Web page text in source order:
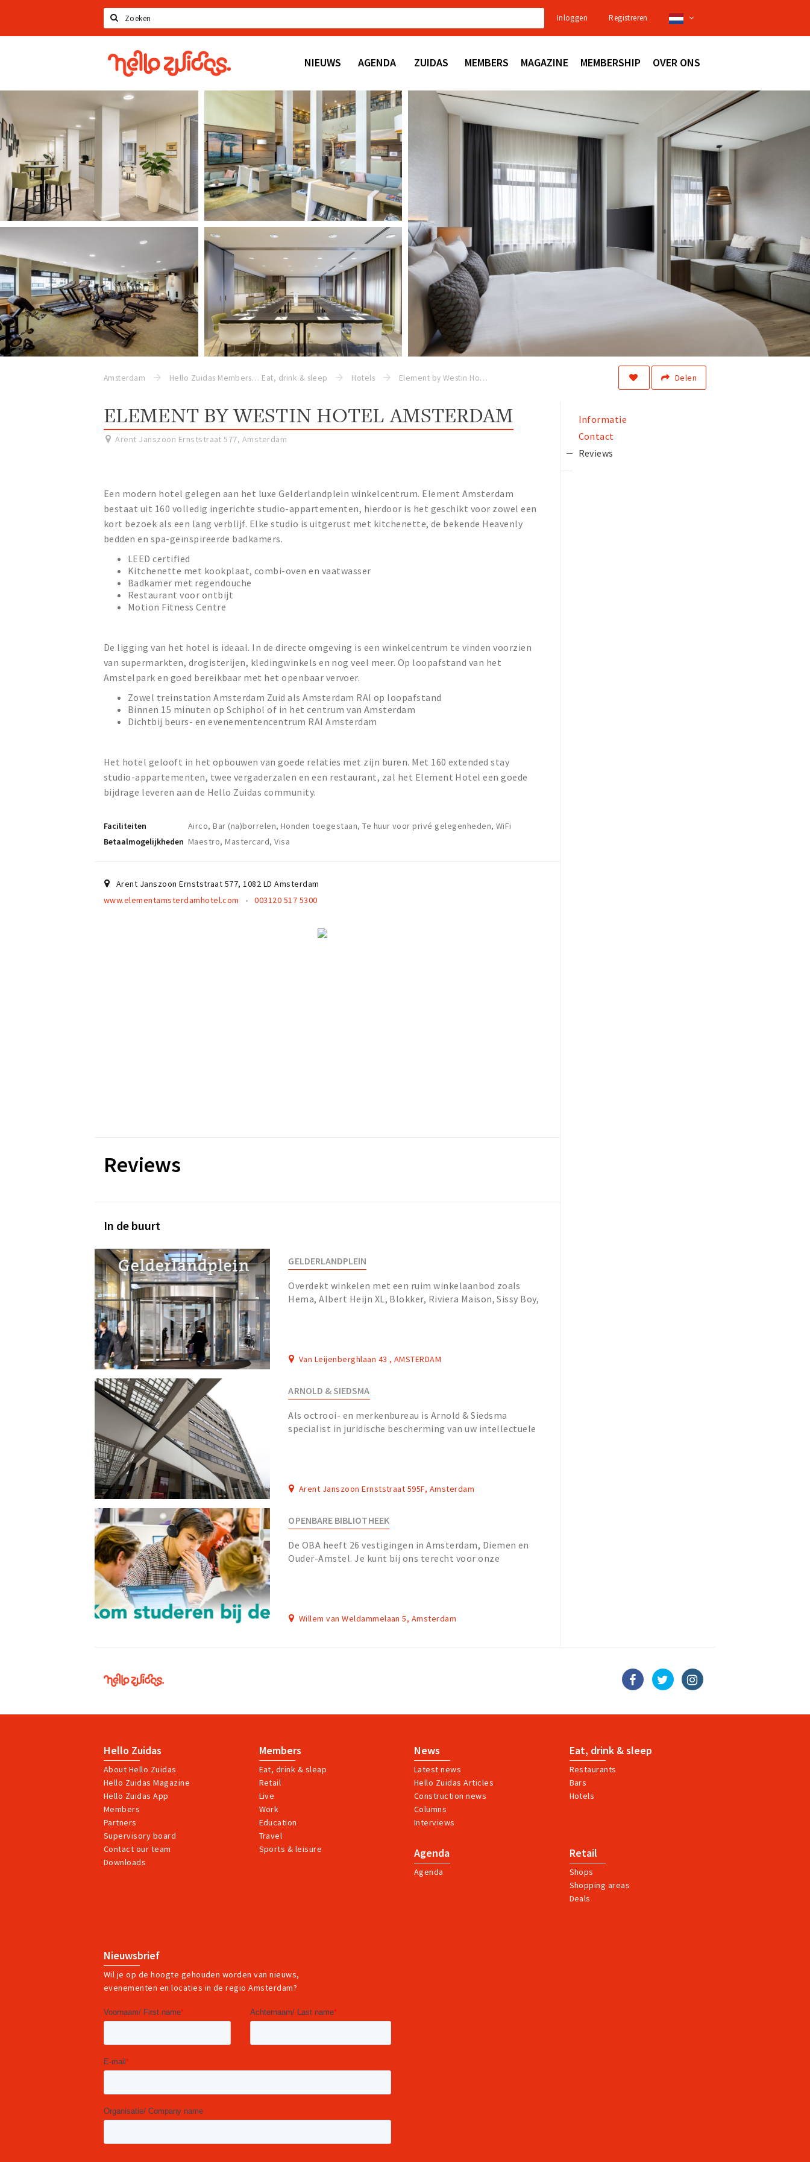
Zoeken
Inloggen Registreren
Hello
Zuidas
NIEUWS AGENDA ZUIDAS MEMBERS MAGAZINE MEMBERSHIP OVER ONS
Amsterdam Hello Zuidas Members Eat, drink & sleep Hotels Element by Westin Hotel Amsterdam Delen
ELEMENT BY WESTIN HOTEL AMSTERDAM
Arent Janszoon Ernststraat 577, Amsterdam
Een modern hotel gelegen aan het luxe Gelderlandplein winkelcentrum. Element Amsterdam
bestaat uit 160 volledig ingerichte studio-appartementen, hierdoor is het geschikt voor zowel een
kort bezoek als een lang verblijf. Elke studio is uitgerust met kitchenette, de bekende Heavenly
bedden en spa-geïnspireerde badkamers.
LEED certified
Kitchenette met kookplaat, combi-oven en vaatwasser
Badkamer met regendouche
Restaurant voor ontbijt
Motion Fitness Centre
De ligging van het hotel is ideaal. In de directe omgeving is een winkelcentrum te vinden voorzien
van supermarkten, drogisterijen, kledingwinkels en nog veel meer. Op loopafstand van het
Amstelpark en goed bereikbaar met het openbaar vervoer.
Zowel treinstation Amsterdam Zuid als Amsterdam RAI op loopafstand
Binnen 15 minuten op Schiphol of in het centrum van Amsterdam
Dichtbij beurs- en evenementencentrum RAI Amsterdam
Het hotel gelooft in het opbouwen van goede relaties met zijn buren. Met 160 extended stay
studio-appartementen, twee vergaderzalen en een restaurant, zal het Element Hotel een goede
bijdrage leveren aan de Hello Zuidas community.
Faciliteiten
Airco, Bar (na)borrelen, Honden toegestaan, Te huur voor privé gelegenheden, WiFi
Betaalmogelijkheden Maestro, Mastercard, Visa
Arent Janszoon Ernststraat 577,1082 LD Amsterdam
www.elementamsterdamhotel.com
003120 517 5300
Reviews
In de buurt
GELDERLANDPLEIN
Overdekt winkelen met een ruim winkelaanbod zoals
Hema, Albert Heijn XL, Blokker, Riviera Maison, Sissy Boy,
Van Leijenberghlaan 43 , AMSTERDAM
ARNOLD & SIEDSMA
Als octrooi- en merkenbureau is Arnold & Siedsma
specialist in juridische bescherming van uw intellectuele
Arent Janszoon Ernststraat 595F, Amsterdam
OPENBARE BIBLIOTHEEK
De OBA heeft 26 vestigingen in Amsterdam, Diemen en
Ouder-Amstel. Je kunt bij ons terecht voor onze
Willem van Weldammelaan 5, Amsterdam
Informatie
Contact
Reviews
Hello
Zuidas
Hello Zuidas
About Hello Zuidas
Hello Zuidas Magazine
Hello Zuidas App
Members
Partners
Supervisory board
Contact our team
Downloads
Members
Eat, drink & sleap
Retail
Live
Work
Education
Travel
Sports & leisure
News
Latest news
Hello Zuidas Articles
Construction news
Columns
Interviews
Eat, drink & sleep
Restaurants
Bars
Hotels
Agenda
Agenda
Retail
Shops
Shopping areas
Deals
Nieuwsbrief
Wil je op de hoogte gehouden worden van nieuws,
evenementen en locaties in de regio Amsterdam?